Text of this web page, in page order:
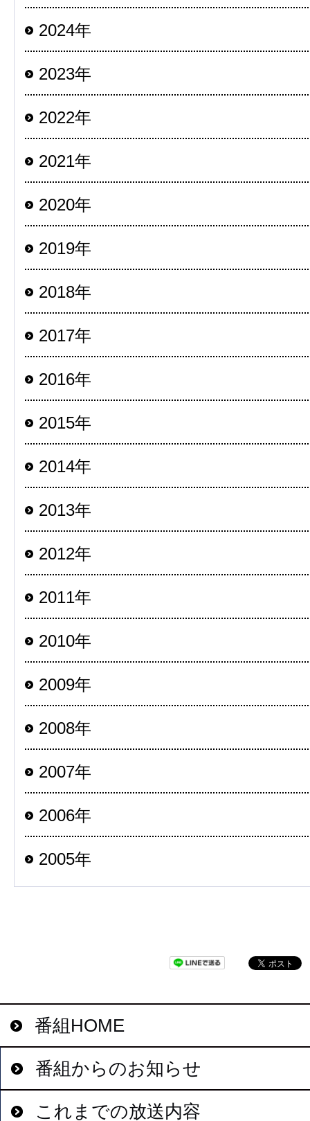
2024年
2023年
2022年
2021年
2020年
2019年
2018年
2017年
2016年
2015年
2014年
2013年
2012年
2011年
2010年
2009年
2008年
2007年
2006年
2005年
番組HOME
番組からのお知らせ
これまでの放送内容